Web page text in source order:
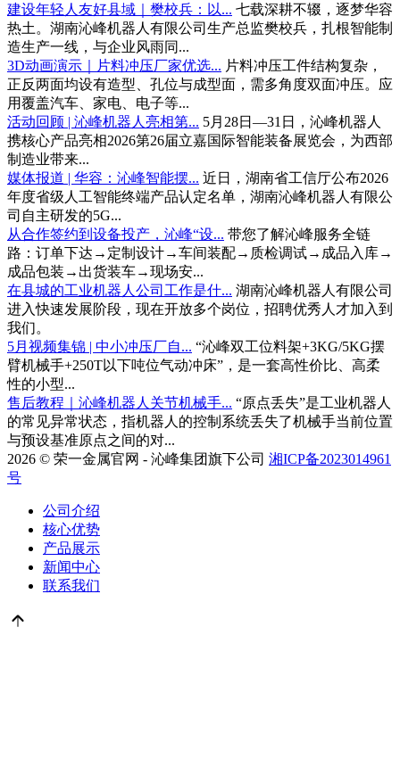
建设年轻人友好县域｜樊校兵：以... 七载深耕不辍，逐梦华容
热土。湖南沁峰机器人有限公司生产总监樊校兵，扎根智能制
造生产一线，与企业风雨同...
3D动画演示｜片料冲压厂家优选... 片料冲压工件结构复杂，
正反两面均设有造型、孔位与成型面，需多角度双面冲压。应
用覆盖汽车、家电、电子等...
活动回顾 | 沁峰机器人亮相第... 5月28日—31日，沁峰机器人
携核心产品亮相2026第26届立嘉国际智能装备展览会，为西部
制造业带来...
媒体报道 | 华容：沁峰智能摆... 近日，湖南省工信厅公布2026
年度省级人工智能终端产品认定名单，湖南沁峰机器人有限公
司自主研发的5G...
从合作签约到设备投产，沁峰“设... 带您了解沁峰服务全链
路：订单下达→定制设计→车间装配→质检调试→成品入库→
成品包装→出货装车→现场安...
在县城的工业机器人公司工作是什... 湖南沁峰机器人有限公司
进入快速发展阶段，现在开放多个岗位，招聘优秀人才加入到
我们。
5月视频集锦 | 中小冲压厂自... “沁峰双工位料架+3KG/5KG摆
臂机械手+250T以下吨位气动冲床”，是一套高性价比、高柔
性的小型...
售后教程｜沁峰机器人关节机械手... “原点丢失”是工业机器人
的常见异常状态，指机器人的控制系统丢失了机械手当前位置
与预设基准原点之间的对...
2026 © 荣一金属官网 - 沁峰集团旗下公司 湘ICP备2023014961
号
公司介绍
核心优势
产品展示
新闻中心
联系我们